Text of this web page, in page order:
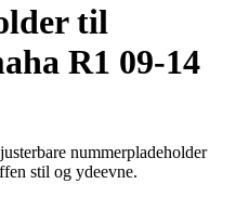
til
R1 09-14
nummerpladeholder
stil og ydeevne.